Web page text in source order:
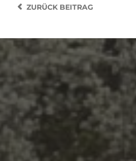
ZURÜCKBEITRAG